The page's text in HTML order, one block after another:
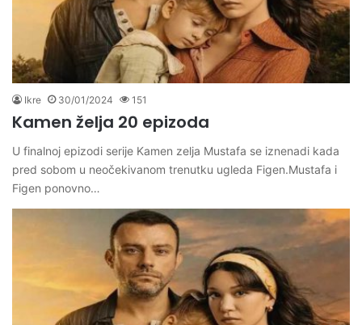
Ikre 30/01/2024 151
Kamen želja 20 epizoda
U finalnoj epizodi serije Kamen zelja Mustafa se iznenadi kada
pred sobom u neočekivanom trenutku ugleda Figen.Mustafa i
Figen ponovno…